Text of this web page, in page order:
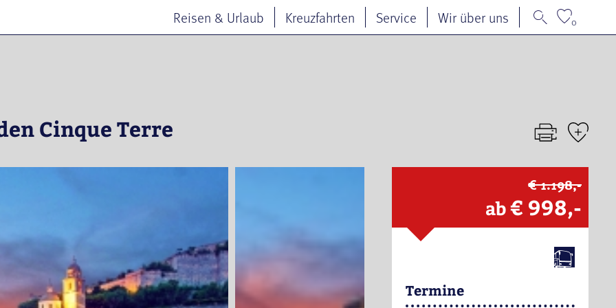
Reisen & Urlaub Kreuzfahrten Service Wir über uns 0
Cinque Terre
€ 1.198,-
ab€ 998,-
Termine